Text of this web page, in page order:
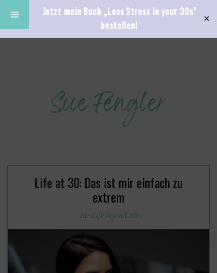
Jetzt mein Buch „Less Stress in your 30s"
bestellen!
✕
Life at 30: Das ist mir einfach zu
extrem
In: Life beyond 30